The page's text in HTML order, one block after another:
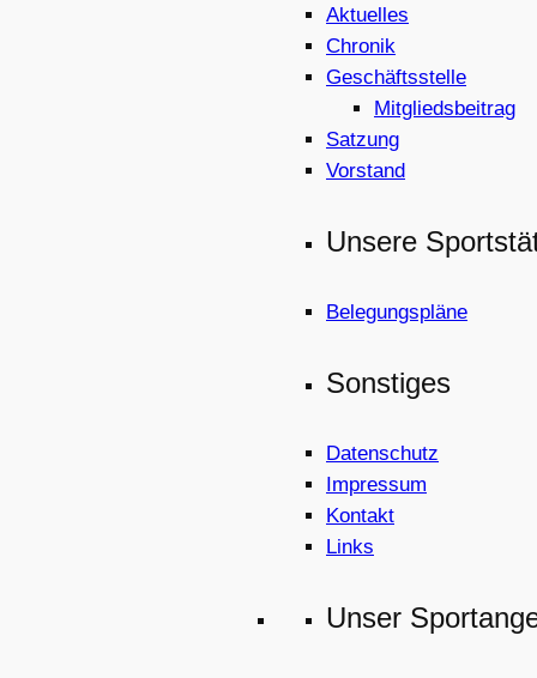
Aktuelles
Chronik
Geschäftsstelle
Mitgliedsbeitrag
Satzung
Vorstand
Unsere
Belegungspläne
Sonstiges
Datenschutz
Impressum
Kontakt
Links
Unser